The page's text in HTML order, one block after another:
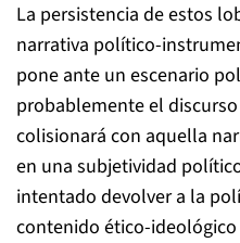
La persistencia de estos
narrativa político-
pone ante un escenario
probablemente el
colisionará con aquella
en una subjetividad
intentado devolver a la
contenido ético-